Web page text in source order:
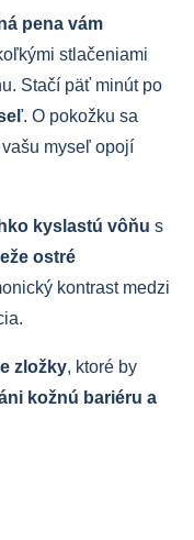
pena vám
stlačeniami
Stačí päť minút po
. O pokožku sa
myseľ opojí
kyslastú vôňu s
ostré
kontrast medzi
zložky, ktoré by
kožnú bariéru a